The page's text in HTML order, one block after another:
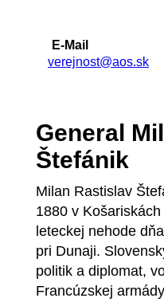
E-Mail
verejnost@aos.sk
General
Štefánik
Milan Rastislav
1880 v
leteckej nehode
pri Dunaji.
politik a diplomat,
Francúzskej